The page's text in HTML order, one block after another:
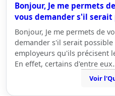
Bonjour, Je me permets
vous demander s'il
Bonjour, Je me permets de
demander s'il serait
employeurs qu'ils précisent
En effet, certains d'entre
Voir